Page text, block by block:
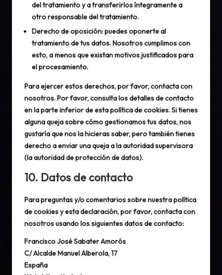
del tratamiento y a transferirlos íntegramente a
otro responsable del tratamiento.
Derecho de oposición: puedes oponerte al
tratamiento de tus datos. Nosotros cumplimos con
esto, a menos que existan motivos justificados para
el procesamiento.
Para ejercer estos derechos, por favor, contacta con
nosotros. Por favor, consulta los detalles de contacto
en la parte inferior de esta política de cookies. Si tienes
alguna queja sobre cómo gestionamos tus datos, nos
gustaría que nos la hicieras saber, pero también tienes
derecho a enviar una queja a la autoridad supervisora
(la autoridad de protección de datos).
10. Datos de contacto
Para preguntas y/o comentarios sobre nuestra política
de cookies y esta declaración, por favor, contacta con
nosotros usando los siguientes datos de contacto:
Francisco José Sabater Amorós
C/ Alcalde Manuel Alberola, 17
España